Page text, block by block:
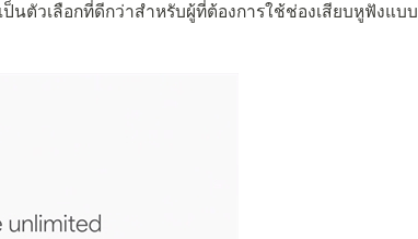
ป็นตัวเลือกที่ดีกว่าสำหรับผู้ที่ต้องการใช้ช่องเสียบหูฟังแบบ